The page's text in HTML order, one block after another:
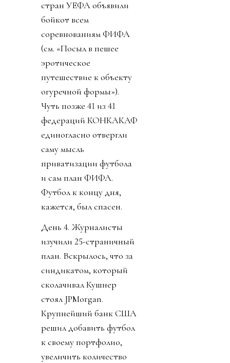
стран УЕФА объявили
бойкот всем
соревнованиям ФИФА
(см. «Посыл в пешее
эротическое
путешествие к объекту
огуречной формы»).
Чуть позже 41 из 41
федераций КОНКАКАФ
единогласно отвергли
саму мысль
приватизации футбола
и сам план ФИФА.
Футбол к концу дня,
кажется, был спасен.
День 4. Журналисты
изучили 25-страничный
план. Вскрылось, что за
синдикатом, который
сколачивал Кушнер
стоял JPMorgan.
Крупнейший банк США
решил добавить футбол
к своему портфолио,
увеличить количество